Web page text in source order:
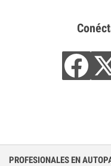
PROFESIONALES EN